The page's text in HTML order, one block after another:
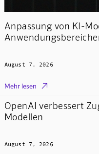
Anpassung von KI-
August 7, 2026
Mehr lesen 
OpenAI verbessert
Modellen
August 7, 2026